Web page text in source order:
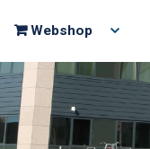
Webshop